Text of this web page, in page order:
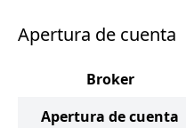
Apertura de cuenta
Broker
Apertura de cuenta